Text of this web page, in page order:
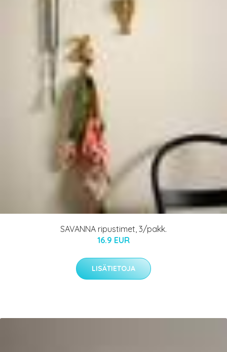
SAVANNA ripustimet, 3/pakk.
16.9 EUR
LISÄTIETOJA